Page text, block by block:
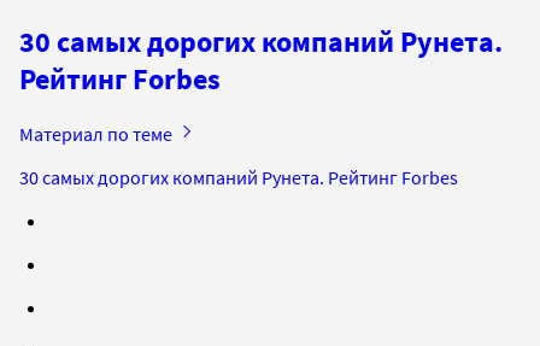
30 самых дорогих компаний Рунета.
Рейтинг Forbes
Материал по теме
30 самых дорогих компаний Рунета. Рейтинг Forbes